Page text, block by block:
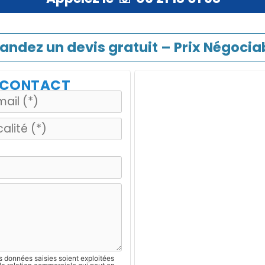
un devis gratuit – Prix
saisies soient exploitées